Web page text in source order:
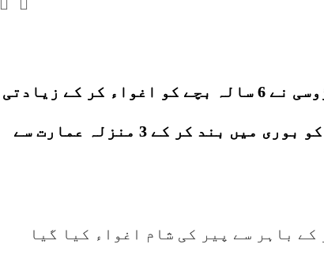
کراچی کے علاقے لی مارکیٹ میں پڑوسی نے 6 سالہ بچے کو اغواء کر کے زیادتی
کا نشانہ بنا کر قتل کیا اور لاش کو بوری میں بند کر کے 3 منزلہ عمارت سے
باہر سے پیر کی شام اغواء کیا گیا